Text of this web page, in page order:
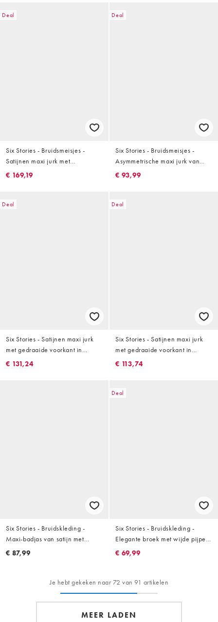
Deal
Six Stories - Bruidsmeisjes -
Satijnen maxi jurk met
fladdermouwen in zwart
€ 169,19
Deal
Six Stories - Bruidsmeisjes -
Asymmetrische maxi jurk van
satijn in zwart
€ 93,99
Deal
Six Stories - Satijnen maxi jurk
met gedraaide voorkant in
chocoladebruin
€ 131,24
Deal
Six Stories - Satijnen maxi jurk
met gedraaide voorkant in
fuchsia
€ 113,74
Six Stories - Bruidskleding -
Maxi-badjas van satijn met
chiffon mouwen in ivoor
€ 87,99
Deal
Six Stories - Bruidskleding -
Elegante broek met wijde pijpen
in ivoorwit, deel van co-ord set
€ 69,99
Je hebt gekeken naar 72 van 91 artikelen
MEER LADEN